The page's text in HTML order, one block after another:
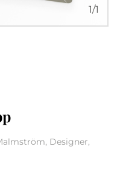
1/1
Designer,